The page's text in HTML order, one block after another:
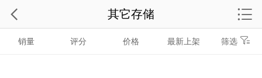
销量 评分 价格 最新上架 筛选
其它存储